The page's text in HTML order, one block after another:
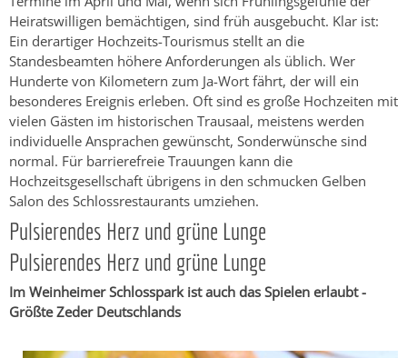
Heiratswilligen bemächtigen, sind früh ausgebucht. Klar ist:
Ein derartiger Hochzeits-Tourismus stellt an die
Standesbeamten höhere Anforderungen als üblich. Wer
Hunderte von Kilometern zum Ja-Wort fährt, der will ein
besonderes Ereignis erleben. Oft sind es große Hochzeiten mit
vielen Gästen im historischen Trausaal, meistens werden
individuelle Ansprachen gewünscht, Sonderwünsche sind
normal. Für barrierefreie Trauungen kann die
Hochzeitsgesellschaft übrigens in den schmucken Gelben
Salon des Schlossrestaurants umziehen.
Pulsierendes Herz und grüne Lunge
Pulsierendes Herz und grüne Lunge
Im Weinheimer Schlosspark ist auch das Spielen erlaubt -
Größte Zeder Deutschlands